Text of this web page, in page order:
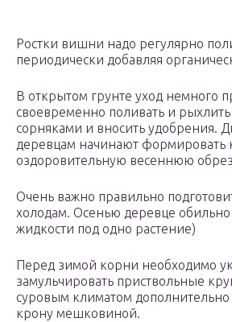
Ростки вишни надо регулярно
периодически добавляя
В открытом грунте уход немного
своевременно поливать и рыхлить
сорняками и вносить удобрения.
деревцам начинают формировать
оздоровительную весеннюю
Очень важно правильно
холодам. Осенью деревце
жидкости под одно растение)
Перед зимой корни необходимо
замульчировать приствольные
суровым климатом дополнительно
крону мешковиной.